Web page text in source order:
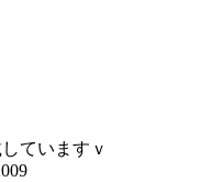
ていますｖ